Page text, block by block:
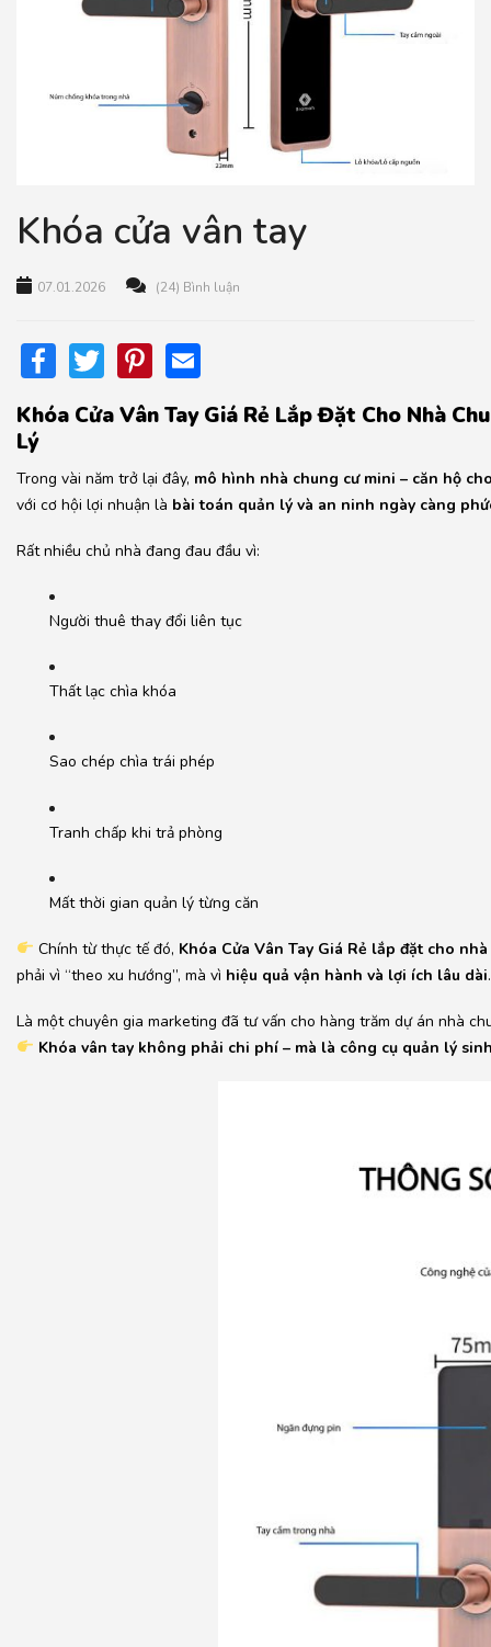
Khóa cửa vân tay
07.01.2026 (24) Bình luận
Facebook
TwitterPinterest
Khóa Cửa Vân Tay Giá Rẻ Lắp Đặt Cho Nhà
Lý
Trong vài năm trở lại đây, mô hình nhà chung cư mini – căn hộ
với cơ hội lợi nhuận là bài toán quản lý và an ninh ngày càng
Rất nhiều chủ nhà đang đau đầu vì:
Người thuê thay đổi liên tục
Thất lạc chìa khóa
Sao chép chìa trái phép
Tranh chấp khi trả phòng
Mất thời gian quản lý từng căn
Chính từ thực tế đó, Khóa Cửa Vân Tay Giá Rẻ lắp đặt cho
phải vì “theo xu hướng”, mà vì hiệu quả vận hành và lợi ích lâu dài.
Là một chuyên gia marketing đã tư vấn cho hàng trăm dự án nhà
Khóa vân tay không phải chi phí – mà là công cụ quản lý